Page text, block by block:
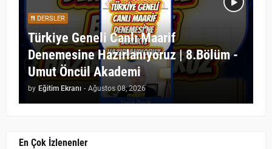
DERSLER
Türkiye Geneli Canlı Maarif
Denemesine Hazırlanıyoruz | 8.Bölüm -
Umut Öncül Akademi
by Eğitim Ekranı - Ağustos 08, 2026
En Çok İzlenenler